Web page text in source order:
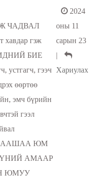
ЧАДВАЛ
хавдар гэж
БИЕ
устгагч, гээч
өөртөө
эмч бүрийн
гээл
ЮМ
АМААР
ЮМУУ
2024
оны 11
сарын 23
|
Хариулах